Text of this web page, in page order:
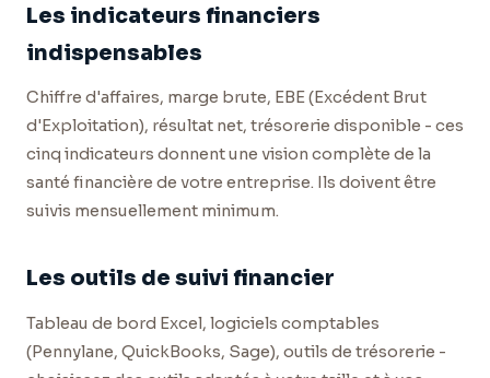
Les indicateurs financiers
indispensables
Chiffre d'affaires, marge brute, EBE (Excédent Brut
d'Exploitation), résultat net, trésorerie disponible - ces
cinq indicateurs donnent une vision complète de la
santé financière de votre entreprise. Ils doivent être
suivis mensuellement minimum.
Les outils de suivi financier
Tableau de bord Excel, logiciels comptables
(Pennylane, QuickBooks, Sage), outils de trésorerie -